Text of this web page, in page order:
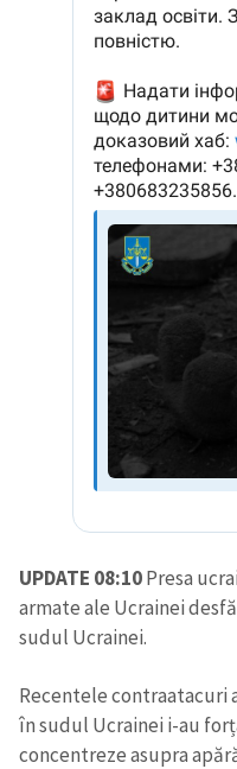
UPDATE 08:10Presa
armate ale Ucrainei
sudul Ucrainei.
Recentele contraatacuri
în sudul Ucrainei i-au
concentreze asupra